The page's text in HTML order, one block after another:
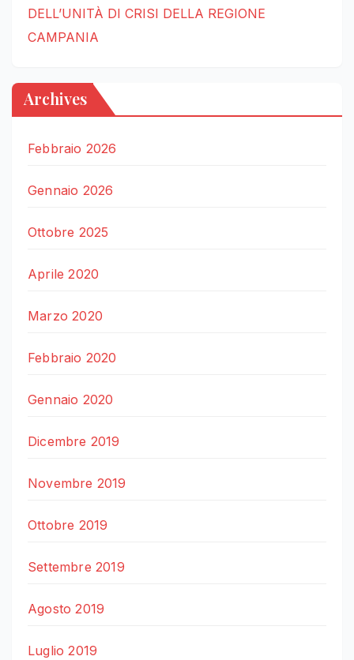
DELL’UNITÀ DI CRISI DELLA REGIONE
CAMPANIA
Archives
Febbraio 2026
Gennaio 2026
Ottobre 2025
Aprile 2020
Marzo 2020
Febbraio 2020
Gennaio 2020
Dicembre 2019
Novembre 2019
Ottobre 2019
Settembre 2019
Agosto 2019
Luglio 2019